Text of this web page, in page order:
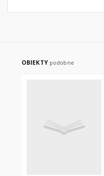
OBIEKTY podobne